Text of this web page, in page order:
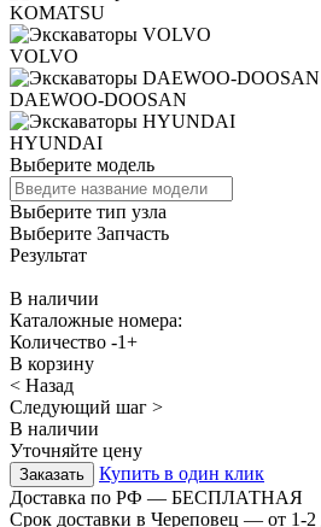
KOMATSU
VOLVO
DAEWOO-DOOSAN
HYUNDAI
Выберите модель
Выберите тип узла
Выберите Запчасть
Результат
В наличии
Каталожные номера:
Количество -1+
В корзину
< Назад
Следующий шаг >
В наличии
Уточняйте цену
Купить в один клик
Доставка по РФ — БЕСПЛАТНАЯ
Срок доставки в Череповец — от 1-2